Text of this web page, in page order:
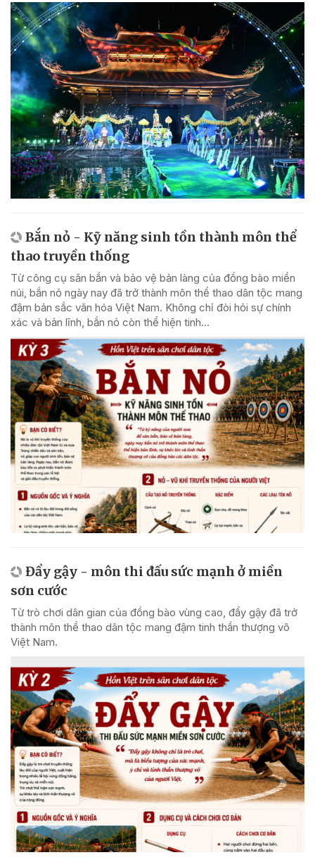
Bắn nỏ - Kỹ năng sinh tồn thành môn thể
thao truyền thống
Từ công cụ săn bắn và bảo vệ bản làng của đồng bào miền
núi, bắn nỏ ngày nay đã trở thành môn thể thao dân tộc mang
đậm bản sắc văn hóa Việt Nam. Không chỉ đòi hỏi sự chính
xác và bản lĩnh, bắn nỏ còn thể hiện tinh...
Đẩy gậy - môn thi đấu sức mạnh ở miền
sơn cước
Từ trò chơi dân gian của đồng bào vùng cao, đẩy gậy đã trở
thành môn thể thao dân tộc mang đậm tinh thần thượng võ
Việt Nam.